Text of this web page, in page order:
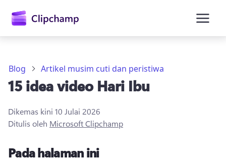
utama
Daftar masuk
Blog Artikel musim cuti dan peristiwa
15 idea video Hari Ibu
Dikemas kini 10 Julai 2026
Ditulis oleh Microsoft Clipchamp
Pada halaman ini